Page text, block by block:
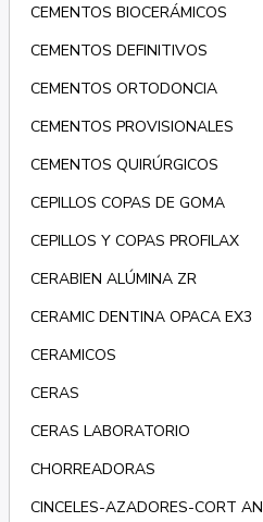
CEMENTOS BIOCERÁMICOS
CEMENTOS DEFINITIVOS
CEMENTOS ORTODONCIA
CEMENTOS PROVISIONALES
CEMENTOS QUIRÚRGICOS
CEPILLOS COPAS DE GOMA
CEPILLOS Y COPAS PROFILAX
CERABIEN ALÚMINA ZR
CERAMIC DENTINA OPACA EX3
CERAMICOS
CERAS
CERAS LABORATORIO
CHORREADORAS
CINCELES-AZADORES-CORT AN